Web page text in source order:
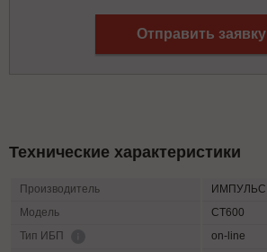
Отправить заявку
Технические характеристики
Производитель
ИМПУЛЬС
Модель
СТ600
Тип ИБП
on-line